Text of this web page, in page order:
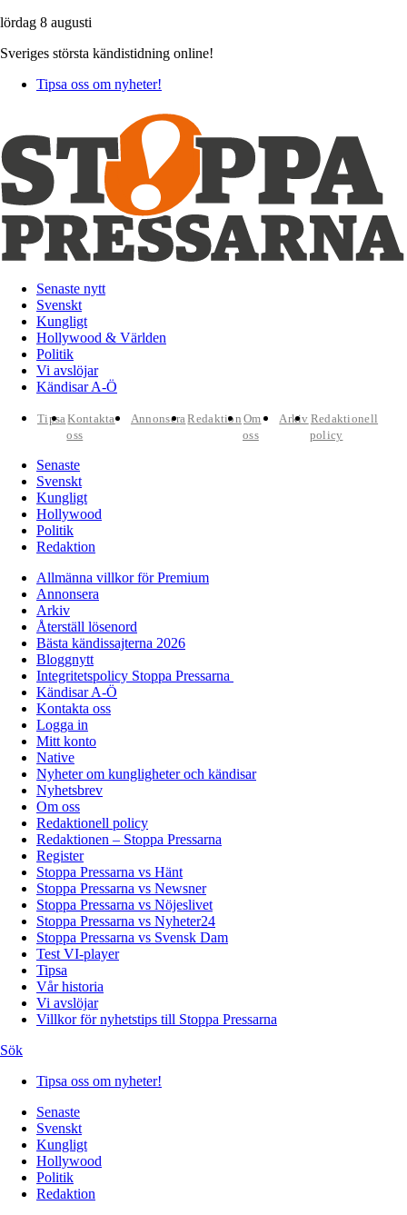
lördag 8 augusti
Sveriges största kändistidning online!
Tipsa oss om nyheter!
Senaste nytt
Svenskt
Kungligt
Hollywood & Världen
Politik
Vi avslöjar
Kändisar A-Ö
TipsaKontakta
oss
AnnonseraRedaktion Om
oss
Arkiv Redaktionell
policy
Senaste
Svenskt
Kungligt
Hollywood
Politik
Redaktion
Allmänna villkor för Premium
Annonsera
Arkiv
Återställ lösenord
Bästa kändissajterna 2026
Bloggnytt
Integritetspolicy Stoppa Pressarna
Kändisar A-Ö
Kontakta oss
Logga in
Mitt konto
Native
Nyheter om kungligheter och kändisar
Nyhetsbrev
Om oss
Redaktionell policy
Redaktionen – Stoppa Pressarna
Register
Stoppa Pressarna vs Hänt
Stoppa Pressarna vs Newsner
Stoppa Pressarna vs Nöjeslivet
Stoppa Pressarna vs Nyheter24
Stoppa Pressarna vs Svensk Dam
Test VI-player
Tipsa
Vår historia
Vi avslöjar
Villkor för nyhetstips till Stoppa Pressarna
Sök
Tipsa oss om nyheter!
Senaste
Svenskt
Kungligt
Hollywood
Politik
Redaktion